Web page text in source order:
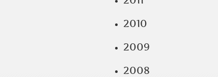
2010
2009
2008